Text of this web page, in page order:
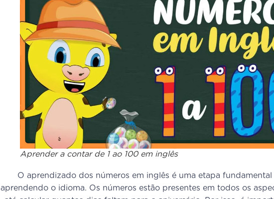
Aprender a contar de 1 ao 100 em inglês
O aprendizado dos números em inglês é uma etapa
aprendendo o idioma. Os números estão presentes em todos os